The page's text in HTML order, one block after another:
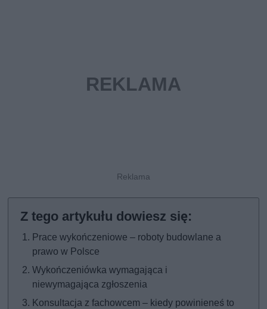
Prace wykończeniowe – roboty budowlane a
prawo w Polsce
Wykończeniówka wymagająca i
niewymagająca zgłoszenia
Konsultacja z fachowcem – kiedy powinieneś to